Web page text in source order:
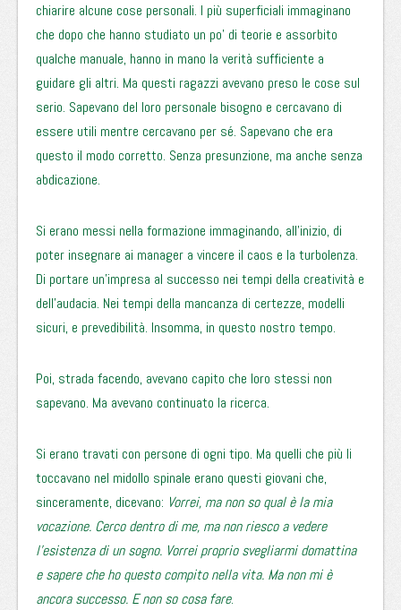
chiarire alcune cose personali. I più superficiali immaginano
che dopo che hanno studiato un po’ di teorie e assorbito
qualche manuale, hanno in mano la verità sufficiente a
guidare gli altri. Ma questi ragazzi avevano preso le cose sul
serio. Sapevano del loro personale bisogno e cercavano di
essere utili mentre cercavano per sé. Sapevano che era
questo il modo corretto. Senza presunzione, ma anche senza
abdicazione.
Si erano messi nella formazione immaginando, all’inizio, di
poter insegnare ai manager a vincere il caos e la turbolenza.
Di portare un’impresa al successo nei tempi della creatività e
dell’audacia. Nei tempi della mancanza di certezze, modelli
sicuri, e prevedibilità. Insomma, in questo nostro tempo.
Poi, strada facendo, avevano capito che loro stessi non
sapevano. Ma avevano continuato la ricerca.
Si erano travati con persone di ogni tipo. Ma quelli che più li
toccavano nel midollo spinale erano questi giovani che,
sinceramente, dicevano: Vorrei, ma non so qual è la mia
vocazione. Cerco dentro di me, ma non riesco a vedere
l’esistenza di un sogno. Vorrei proprio svegliarmi domattina
e sapere che ho questo compito nella vita. Ma non mi è
ancora successo. E non so cosa fare.